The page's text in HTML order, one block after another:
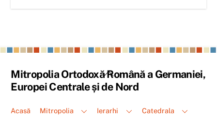
Back
To
Mitropolia Ortodoxă Română a Germaniei,
Europei Centrale și de Nord
Acasă Mitropolia Ierarhi
Catedrala